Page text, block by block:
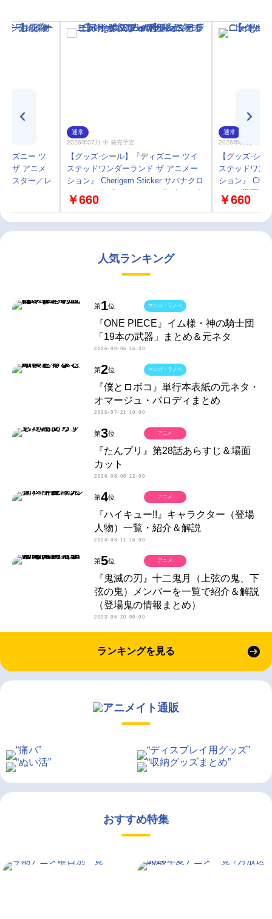
ィズニー ツ
ザ アニメ
ースター／レ
通常
2026年07月 中 発売予定
【グッズ-シール】『ディズニー ツイ
ステッドワンダーランド ザ アニメー
ション』 Cherigem Sticker サバナクロ
ー・オクタヴィネル・スカラビア・ポ
ムフィオーレ・イグニハイド・ディア
￥660
通常
2026年07月 中 発
【グッズ-シ
ステッドワン
ション』
ュル・学園長
￥660
人気ランキング
第1位
『ONE PIECE』イム様・神の騎士団
「19本の武器」まとめ＆元ネタ
2026-08-06 16:30
マンガ・ラノベ
第2位
『僕とロボコ』単行本表紙の元ネタ・
オマージュ・パロディまとめ
2026-07-21 10:00
マンガ・ラノベ
第3位
『たんプリ』第28話あらすじ＆場面
カット
2026-08-08 12:00
アニメ
第4位
『ハイキュー!!』キャラクター（登場
人物）一覧・紹介＆解説
2024-03-11 16:00
アニメ
第5位
『鬼滅の刃』十二鬼月（上弦の鬼、下
弦の鬼）メンバーを一覧で紹介＆解説
（登場鬼の情報まとめ）
2023-06-20 00:00
アニメ
ランキングを見る
おすすめ特集